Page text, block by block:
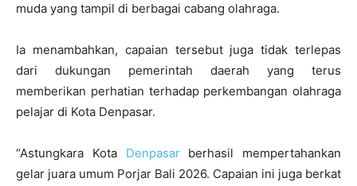
muda yang tampil di berbagai cabang olahraga.
Ia menambahkan, capaian tersebut juga tidak terlepas
dari dukungan pemerintah daerah yang terus
memberikan perhatian terhadap perkembangan olahraga
pelajar di Kota Denpasar.
“Astungkara Kota Denpasarberhasil mempertahankan
gelar juara umum Porjar Bali 2026. Capaian ini juga berkat